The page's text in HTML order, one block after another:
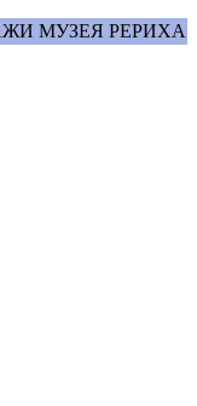
МУЗЕЯ РЕРИХА